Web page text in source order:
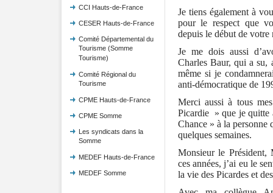
CCI Hauts-de-France
CESER Hauts-de-France
Comité Départemental du
Tourisme (Somme
Tourisme)
Comité Régional du
Tourisme
CPME Hauts-de-France
CPME Somme
Les syndicats dans la
Somme
MEDEF Hauts-de-France
MEDEF Somme
Je tiens également à
pour le respect que
depuis le début de votre
Je me dois aussi
Charles Baur, qui a su,
même si je
anti-démocratique de
Merci aussi à tous
Picardie » que je quitte
Chance » à la personne
quelques semaines.
Monsieur le Président,
ces années, j’ai eu le
la vie des Picardes et